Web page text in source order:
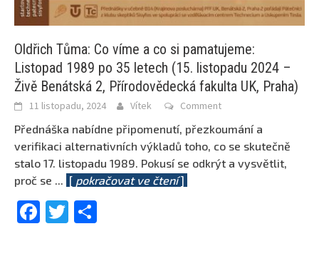
Oldřich Tůma: Co víme a co si pamatujeme:
Listopad 1989 po 35 letech (15. listopadu 2024 –
Živě Benátská 2, Přírodovědecká fakulta UK, Praha)
11 listopadu, 2024 Vítek Comment
Přednáška nabídne připomenutí, přezkoumání a
verifikaci alternativních výkladů toho, co se skutečně
stalo 17. listopadu 1989. Pokusí se odkrýt a vysvětlit,
proč se
[ pokračovat ve čtení]
Facebook
Twitter